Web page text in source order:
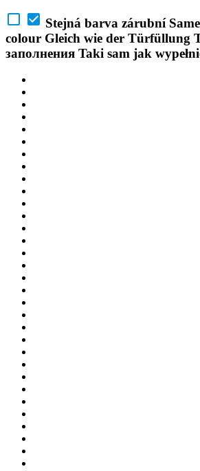
Stejná barva zárubní
colour Gleich wie der Türfüllung
заполнения Taki sam jak